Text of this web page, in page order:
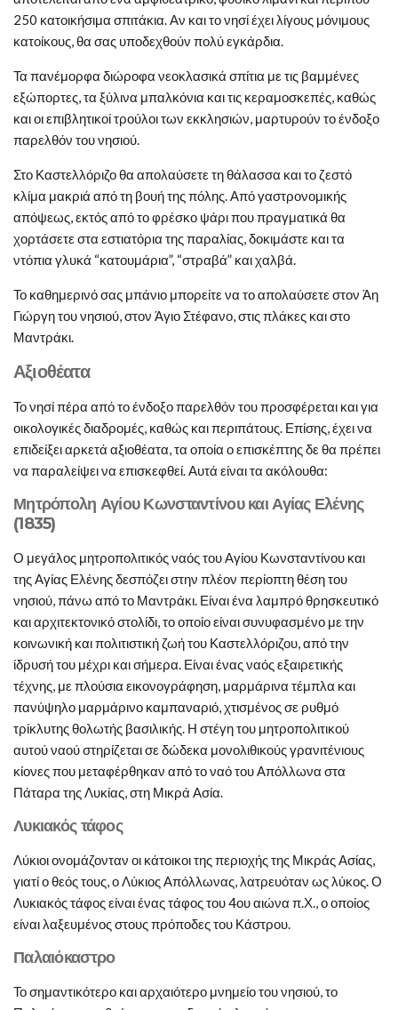
250 κατοικήσιμα σπιτάκια. Αν και το νησί έχει λίγους μόνιμους
κατοίκους, θα σας υποδεχθούν πολύ εγκάρδια.
Τα πανέμορφα διώροφα νεοκλασικά σπίτια με τις βαμμένες
εξώπορτες, τα ξύλινα μπαλκόνια και τις κεραμοσκεπές, καθώς
και οι επιβλητικοί τρούλοι των εκκλησιών, μαρτυρούν το ένδοξο
παρελθόν του νησιού.
Στο Καστελλόριζο θα απολαύσετε τη θάλασσα και το ζεστό
κλίμα μακριά από τη βουή της πόλης. Από γαστρονομικής
απόψεως, εκτός από το φρέσκο ψάρι που πραγματικά θα
χορτάσετε στα εστιατόρια της παραλίας, δοκιμάστε και τα
ντόπια γλυκά “κατουμάρια”, “στραβά” και χαλβά.
Το καθημερινό σας μπάνιο μπορείτε να το απολαύσετε στον Άη
Γιώργη του νησιού, στον Άγιο Στέφανο, στις πλάκες και στο
Μαντράκι.
Αξιοθέατα
Το νησί πέρα από το ένδοξο παρελθόν του προσφέρεται και για
οικολογικές διαδρομές, καθώς και περιπάτους. Επίσης, έχει να
επιδείξει αρκετά αξιοθέατα, τα οποία ο επισκέπτης δε θα πρέπει
να παραλείψει να επισκεφθεί. Αυτά είναι τα ακόλουθα:
Μητρόπολη Αγίου Κωνσταντίνου και Αγίας Ελένης
(1835)
Ο μεγάλος μητροπολιτικός ναός του Αγίου Κωνσταντίνου και
της Αγίας Ελένης δεσπόζει στην πλέον περίοπτη θέση του
νησιού, πάνω από το Μαντράκι. Είναι ένα λαμπρό θρησκευτικό
και αρχιτεκτονικό στολίδι, το οποίο είναι συνυφασμένο με την
κοινωνική και πολιτιστική ζωή του Καστελλόριζου, από την
ίδρυσή του μέχρι και σήμερα. Είναι ένας ναός εξαιρετικής
τέχνης, με πλούσια εικονογράφηση, μαρμάρινα τέμπλα και
πανύψηλο μαρμάρινο καμπαναριό, χτισμένος σε ρυθμό
τρίκλυτης θολωτής βασιλικής. Η στέγη του μητροπολιτικού
αυτού ναού στηρίζεται σε δώδεκα μονολιθικούς γρανιτένιους
κίονες που μεταφέρθηκαν από το ναό του Απόλλωνα στα
Πάταρα της Λυκίας, στη Μικρά Ασία.
Λυκιακός τάφος
Λύκιοι ονομάζονταν οι κάτοικοι της περιοχής της Μικράς Ασίας,
γιατί ο θεός τους, ο Λύκιος Απόλλωνας, λατρευόταν ως λύκος. Ο
Λυκιακός τάφος είναι ένας τάφος του 4ου αιώνα π.Χ., ο οποίος
είναι λαξευμένος στους πρόποδες του Κάστρου.
Παλαιόκαστρο
Το σημαντικότερο και αρχαιότερο μνημείο του νησιού, το